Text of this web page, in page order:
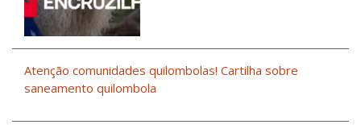
Atenção comunidades quilombolas! Cartilha sobre
saneamento quilombola